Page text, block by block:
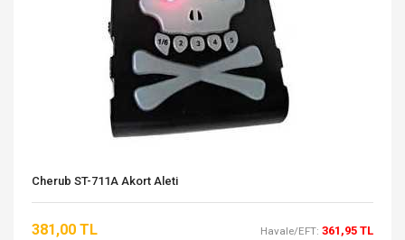
Cherub ST-711A Akort Aleti
381,00 TL Havale/EFT: 361,95 TL